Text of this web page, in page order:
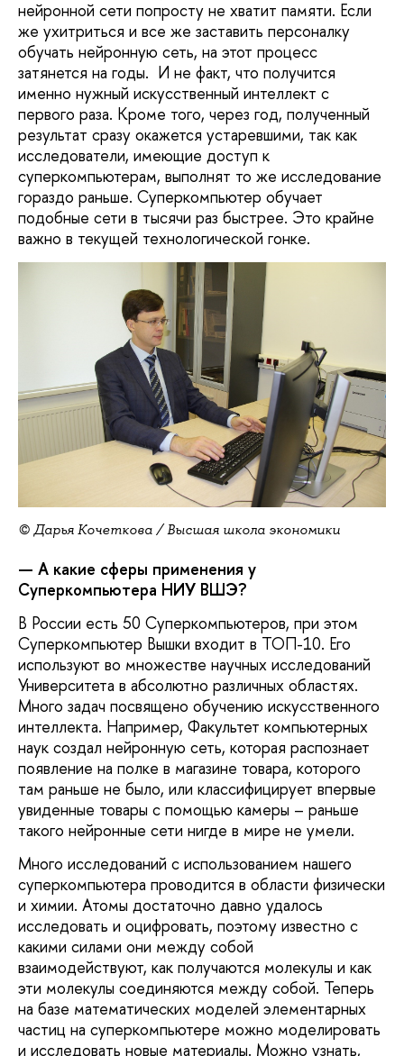
нейронной сети попросту не хватит памяти. Если
же ухитриться и все же заставить персоналку
обучать нейронную сеть, на этот процесс
затянется на годы. И не факт, что получится
именно нужный искусственный интеллект с
первого раза. Кроме того, через год, полученный
результат сразу окажется устаревшими, так как
исследователи, имеющие доступ к
суперкомпьютерам, выполнят то же исследование
гораздо раньше. Суперкомпьютер обучает
подобные сети в тысячи раз быстрее. Это крайне
важно в текущей технологической гонке.
© Дарья Кочеткова / Высшая школа экономики
— А какие сферы применения у
Суперкомпьютера НИУ ВШЭ?
В России есть 50 Суперкомпьютеров, при этом
Суперкомпьютер Вышки входит в ТОП-10. Его
используют во множестве научных исследований
Университета в абсолютно различных областях.
Много задач посвящено обучению искусственного
интеллекта. Например, Факультет компьютерных
наук создал нейронную сеть, которая распознает
появление на полке в магазине товара, которого
там раньше не было, или классифицирует впервые
увиденные товары с помощью камеры – раньше
такого нейронные сети нигде в мире не умели.
Много исследований с использованием нашего
суперкомпьютера проводится в области физически
и химии. Атомы достаточно давно удалось
исследовать и оцифровать, поэтому известно с
какими силами они между собой
взаимодействуют, как получаются молекулы и как
эти молекулы соединяются между собой. Теперь
на базе математических моделей элементарных
частиц на суперкомпьютере можно моделировать
и исследовать новые материалы. Можно узнать,